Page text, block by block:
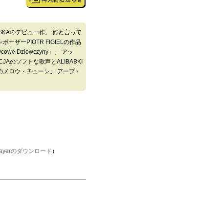
のデビュー作。 何と言って
ーザーPIOTR FIGIELの作品
Dziewczyny」。 アッ
のソフトな歌声とALIBABKI
ロウ・チューン。 アープ・
のダウンロード ）